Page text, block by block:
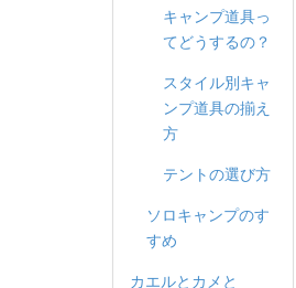
キャンプ道具っ
てどうするの？
スタイル別キャ
ンプ道具の揃え
方
テントの選び方
ソロキャンプのす
すめ
カエルとカメと